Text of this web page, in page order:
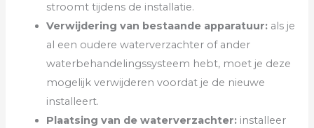
stroomt tijdens de installatie.
Verwijdering van bestaande apparatuur: als je
al een oudere waterverzachter of ander
waterbehandelingssysteem hebt, moet je deze
mogelijk verwijderen voordat je de nieuwe
installeert.
Plaatsing van de waterverzachter: installeer